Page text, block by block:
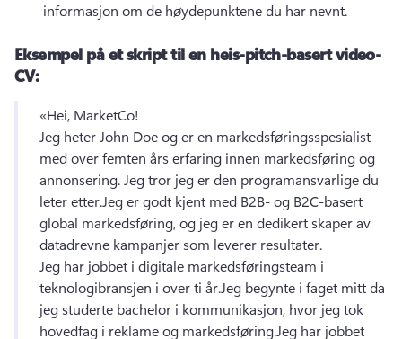
informasjon om de høydepunktene du har nevnt.
Eksempel på et skript til en heis-pitch-basert video-
CV:
«Hei, MarketCo!
Jeg heter John Doe og er en markedsføringsspesialist
med over femten års erfaring innen markedsføring og
annonsering. Jeg tror jeg er den programansvarlige du
leter etter.Jeg er godt kjent med B2B- og B2C-basert
global markedsføring, og jeg er en dedikert skaper av
datadrevne kampanjer som leverer resultater.
Jeg har jobbet i digitale markedsføringsteam i
teknologibransjen i over ti år.Jeg begynte i faget mitt da
jeg studerte bachelor i kommunikasjon, hvor jeg tok
hovedfag i reklame og markedsføring.Jeg har jobbet